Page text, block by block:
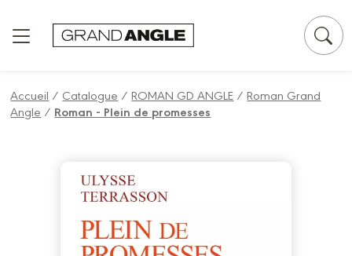
Accueil / Catalogue /ROMAN GD ANGLE /Roman Grand
Angle / Roman - Plein de promesses